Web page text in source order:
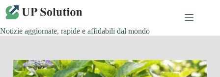
Salta
contenuto
Notizie aggiornate, rapide e affidabili dal mondo